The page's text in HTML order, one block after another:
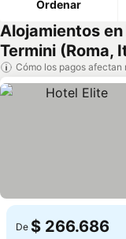
Ordenar
Alojamientos
Termini (Roma,
Cómo los pagos afectan
De $ 266.686